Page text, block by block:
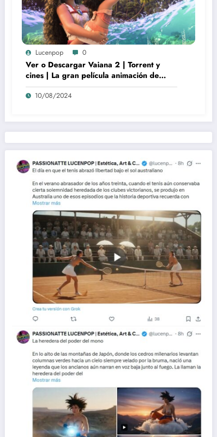
Lucenpop 0
Ver o Descargar Vaiana 2 | Torrent y
cines | La gran película animación de
culto Disney | *****
10/08/2024